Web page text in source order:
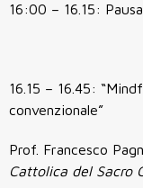
16:00 – 16.15:
16.15 – 16.45:
convenzionale”
Prof. Francesco
Cattolica del Sacro